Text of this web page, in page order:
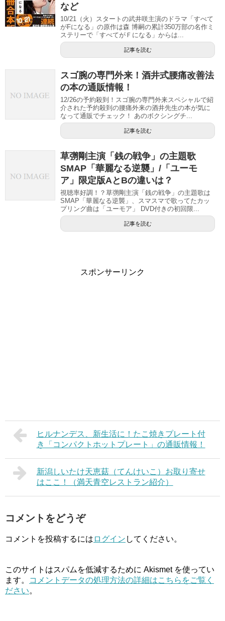
など
10/21（火）スタートの武井咲主演のドラマ「すべて
がFになる」の原作は森 博嗣の累計350万部の名作ミ
ステリーで「すべてがＦになる」からは...
記事を読む
スゴ腕の専門外来！酒井式腰痛改善法
の本の通販情報！
12/26の予約殺到！スゴ腕の専門外来スペシャルで紹
介された予約殺到の腰痛外来の酒井先生の本が気に
なって通販でチェック！ あのボクシングチ...
記事を読む
草彅剛主演「銭の戦争」の主題歌
SMAP「華麗なる逆襲」/「ユーモ
ア」限定版AとBの違いは？
視聴率好調！？草彅剛主演「銭の戦争」の主題歌は
SMAP「華麗なる逆襲」、スマスマで歌ってたカッ
プリング曲は「ユーモア」 DVD付きの初回限...
記事を読む
スポンサーリンク
ヒルナンデス、新生活に！たこ焼きプレート付
き「コンパクトホットプレート」の通販情報！
新潟しいたけ天恵菇（てんけいこ）お取り寄せ
はここ！（満天青空レストラン紹介）
コメントをどうぞ
コメントを投稿するには ログイン してください。
このサイトはスパムを低減するために Akismet を使ってい
ます。
コメントデータの処理方法の詳細はこちらをご覧く
ださい。